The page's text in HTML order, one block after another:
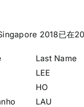
2018已在
Last Name
LEE
HO
LAU